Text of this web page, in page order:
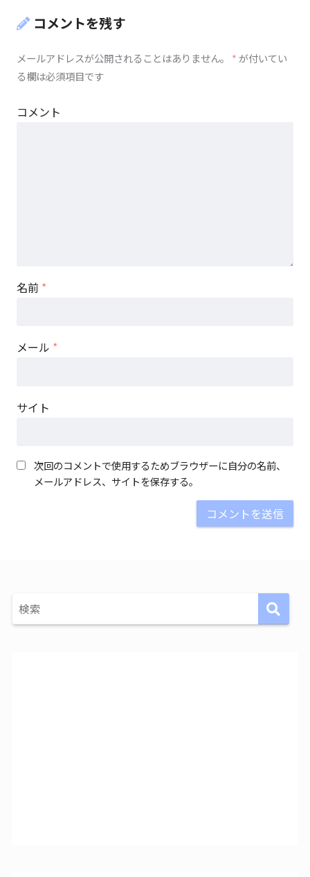
コメントを残す
メールアドレスが公開されることはありません。 *が付いてい
る欄は必須項目です
コメント
名前 *
メール *
サイト
次回のコメントで使用するためブラウザーに自分の名前、
メールアドレス、サイトを保存する。